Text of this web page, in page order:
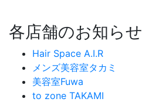
各店舗のお知らせ
Hair Space A.I.R
メンズ美容室タカミ
美容室Fuwa
to zone TAKAMI